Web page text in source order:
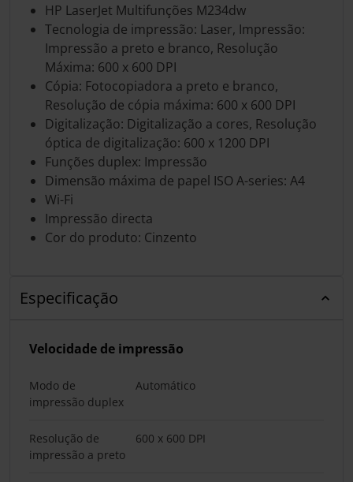
HP LaserJet Multifunções M234dw
Tecnologia de impressão: Laser, Impressão:
Impressão a preto e branco, Resolução
Máxima: 600 x 600 DPI
Cópia: Fotocopiadora a preto e branco,
Resolução de cópia máxima: 600 x 600 DPI
Digitalização: Digitalização a cores, Resolução
óptica de digitalização: 600 x 1200 DPI
Funções duplex: Impressão
Dimensão máxima de papel ISO A-series: A4
Wi-Fi
Impressão directa
Cor do produto: Cinzento
Especificação
Velocidade de impressão
Modo de
impressão duplex
Automático
Resolução de
impressão a preto
600 x 600 DPI